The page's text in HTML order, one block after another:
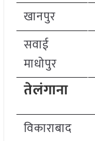
खानपुर
सवाई
माधोपुर
तेलंगाना
विकाराबाद